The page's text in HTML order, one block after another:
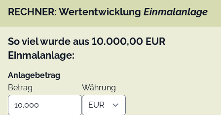
RECHNER: Wertentwicklung Einmalanlage
So viel wurde aus 10.000,00 EUR
Einmalanlage:
Anlagebetrag
Betrag
Währung